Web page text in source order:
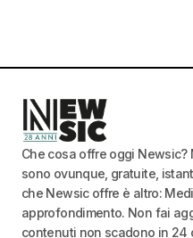
Che cosa offre oggi Newsic?
sono ovunque, gratuite,
che Newsic offre è altro:
approfondimento. Non fai
contenuti non scadono in 24